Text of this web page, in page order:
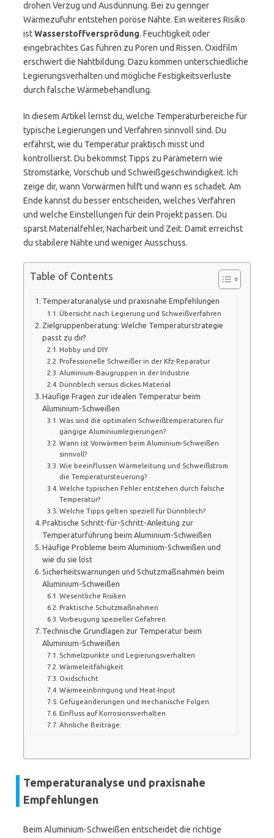
drohen Verzug und Ausdünnung. Bei zu geringer
Wärmezufuhr entstehen poröse Nähte. Ein weiteres Risiko
istWasserstoffversprödung. Feuchtigkeit oder
eingebrachtes Gas führen zu Poren und Rissen. Oxidfilm
erschwert die Nahtbildung. Dazu kommen unterschiedliche
Legierungsverhalten und mögliche Festigkeitsverluste
durch falsche Wärmebehandlung.
In diesem Artikel lernst du, welche Temperaturbereiche für
typische Legierungen und Verfahren sinnvoll sind. Du
erfährst, wie du Temperatur praktisch misst und
kontrollierst. Du bekommst Tipps zu Parametern wie
Stromstärke, Vorschub und Schweißgeschwindigkeit. Ich
zeige dir, wann Vorwärmen hilft und wann es schadet. Am
Ende kannst du besser entscheiden, welches Verfahren
und welche Einstellungen für dein Projekt passen. Du
sparst Materialfehler, Nacharbeit und Zeit. Damit erreichst
du stabilere Nähte und weniger Ausschuss.
Table of Contents
Temperaturanalyse und praxisnahe Empfehlungen
Übersicht nach Legierung und Schweißverfahren
Zielgruppenberatung: Welche Temperaturstrategie
passt zu dir?
Hobby und DIY
Professionelle Schweißer in der Kfz‑Reparatur
Aluminium‑Baugruppen in der Industrie
Dünnblech versus dickes Material
Häufige Fragen zur idealen Temperatur beim
Aluminium-Schweißen
Was sind die optimalen Schweißtemperaturen für
gängige Aluminiumlegierungen?
Wann ist Vorwärmen beim Aluminium-Schweißen
sinnvoll?
Wie beeinflussen Wärmeleitung und Schweißstrom
die Temperatursteuerung?
Welche typischen Fehler entstehen durch falsche
Temperatur?
Welche Tipps gelten speziell für Dünnblech?
Praktische Schritt-für-Schritt-Anleitung zur
Temperaturführung beim Aluminium-Schweißen
Häufige Probleme beim Aluminium-Schweißen und
wie du sie löst
Sicherheitswarnungen und Schutzmaßnahmen beim
Aluminium-Schweißen
Wesentliche Risiken
Praktische Schutzmaßnahmen
Vorbeugung spezieller Gefahren
Technische Grundlagen zur Temperatur beim
Aluminium-Schweißen
Schmelzpunkte und Legierungsverhalten
Wärmeleitfähigkeit
Oxidschicht
Wärmeeinbringung und Heat-Input
Gefügeänderungen und mechanische Folgen
Einfluss auf Korrosionsverhalten
Ähnliche Beiträge:
Temperaturanalyse und praxisnahe
Empfehlungen
Beim Aluminium-Schweißen entscheidet die richtige